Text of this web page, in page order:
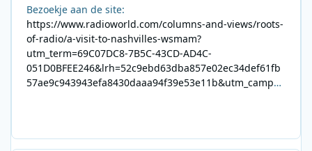
Bezoekje aan de site:
https://www.radioworld.com/columns-and-views/roots-
of-radio/a-visit-to-nashvilles-wsmam?
utm_term=69C07DC8-7B5C-43CD-AD4C-
051D0BFEE246&lrh=52c9ebd63dba857e02ec34def61fb
57ae9c943943efa8430daaa94f39e53e11b&utm_campai
8F09201A140D&utm_source=SmartBrief